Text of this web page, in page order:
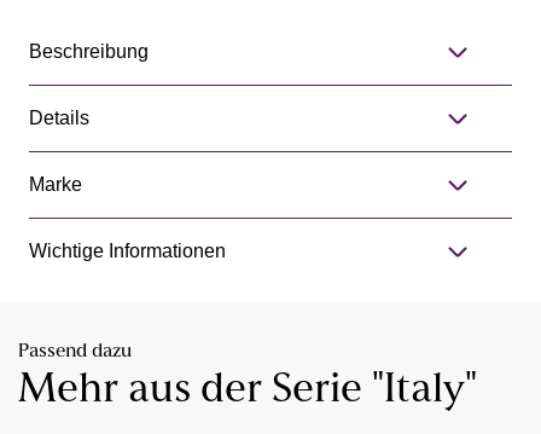
Beschreibung
Details
Marke
Wichtige Informationen
Passend dazu
Mehr aus der Serie "Italy"